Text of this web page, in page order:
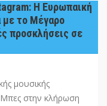
H Eυρωπαική
με το Μέγαρο
προσκλήσεις σε
μουσικής
στην κλήρωση